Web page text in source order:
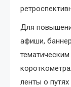
Для
афиши,
ленты о